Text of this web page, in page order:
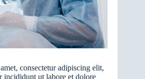
consectetur adipiscing elit,
incididunt ut labore et dolore